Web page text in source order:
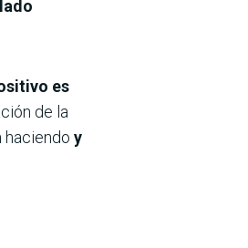
es
de la
haciendo y